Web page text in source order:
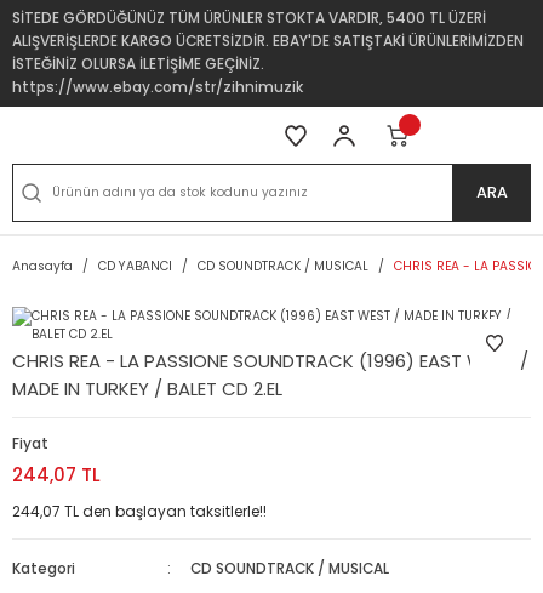
SİTEDE GÖRDÜĞÜNÜZ TÜM ÜRÜNLER STOKTA VARDIR, 5400 TL ÜZERİ
ALIŞVERİŞLERDE KARGO ÜCRETSİZDİR. EBAY'DE SATIŞTAKİ ÜRÜNLERİMİZDEN
İSTEĞİNİZ OLURSA İLETİŞİME GEÇİNİZ.
https://www.ebay.com/str/zihnimuzik
ARA
Anasayfa CD YABANCI CD SOUNDTRACK / MUSICAL CHRIS REA - LA
CHRIS REA - LA PASSIONE SOUNDTRACK (1996) EAST WEST /
MADE IN TURKEY / BALET CD 2.EL
Fiyat
244,07 TL
244,07 TL den başlayan taksitlerle!!
Kategori
CD SOUNDTRACK / MUSICAL